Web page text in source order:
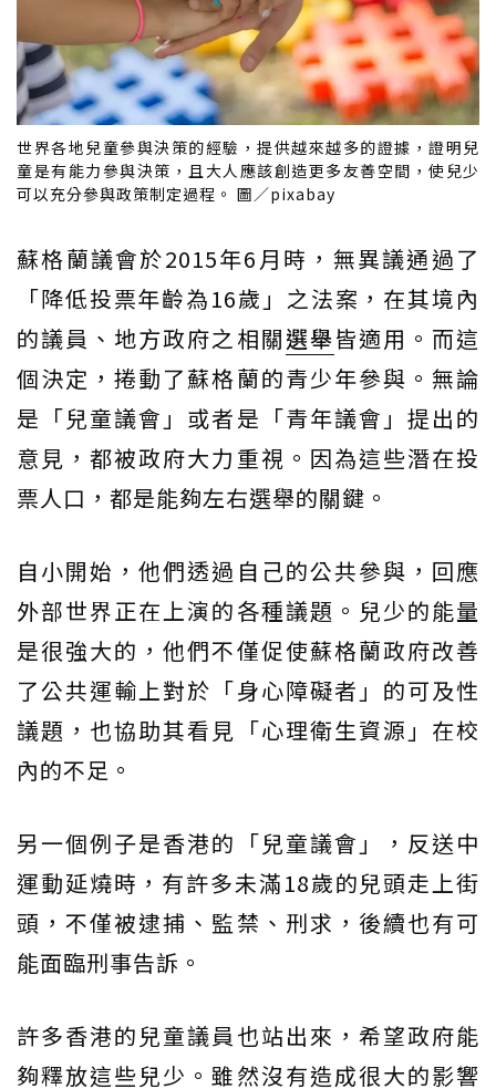
世界各地兒童參與決策的經驗，提供越來越多的證據，證明兒
童是有能力參與決策，且大人應該創造更多友善空間，使兒少
可以充分參與政策制定過程。 圖／pixabay
蘇格蘭議會於2015年6月時，無異議通過了
「降低投票年齡為16歲」之法案，在其境內
的議員、地方政府之相關選舉皆適用。而這
個決定，捲動了蘇格蘭的青少年參與。無論
是「兒童議會」或者是「青年議會」提出的
意見，都被政府大力重視。因為這些潛在投
票人口，都是能夠左右選舉的關鍵。
自小開始，他們透過自己的公共參與，回應
外部世界正在上演的各種議題。兒少的能量
是很強大的，他們不僅促使蘇格蘭政府改善
了公共運輸上對於「身心障礙者」的可及性
議題，也協助其看見「心理衛生資源」在校
內的不足。
另一個例子是香港的「兒童議會」，反送中
運動延燒時，有許多未滿18歲的兒頭走上街
頭，不僅被逮捕、監禁、刑求，後續也有可
能面臨刑事告訴。
許多香港的兒童議員也站出來，希望政府能
夠釋放這些兒少。雖然沒有造成很大的影響